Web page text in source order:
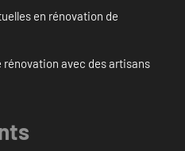
en rénovation de
rénovation avec des artisans